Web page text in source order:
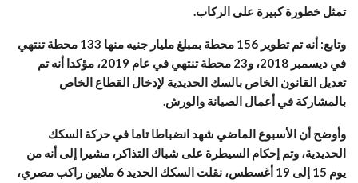
تمثل خطورة كبيرة على الركاب.
وتابع: أنه تم تطوير 156 محطة بمبلغ مليار جنيه منها 133 محطة تنتهي
في ديسمبر 2018، و23 محطة تنتهي في عام 2019، مؤكدا أنه تم
تعديل القانون الخاص بالسك الحديدية لإدخال القطاع الخاص
بالمشاركة في أعمال الصيانة والورش.
وأوضح أن الأسبوع الماضي شهد انضباطا تاما في حركة السكك
الحديدية، وتم إحكام السيطرة على شباك التذاكر، مشيرا إلى أنه من
يوم 15 إلى 19 أغسطس، نقلت السكك الحديد 6 ملايين راكب مصري،